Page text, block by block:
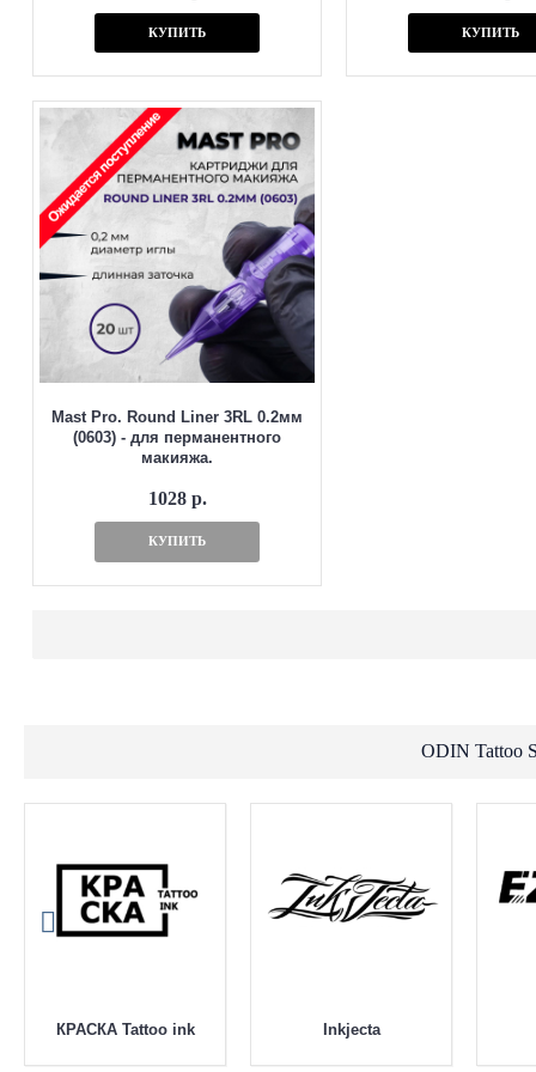
КУПИТЬ КУПИТЬ
Mast Pro. Round Liner 3RL 0.2мм
(0603) - для перманентного
макияжа.
1028 р.
КУПИТЬ
ODIN Tattoo
Dynamic Tattoo Ink Draiff mix